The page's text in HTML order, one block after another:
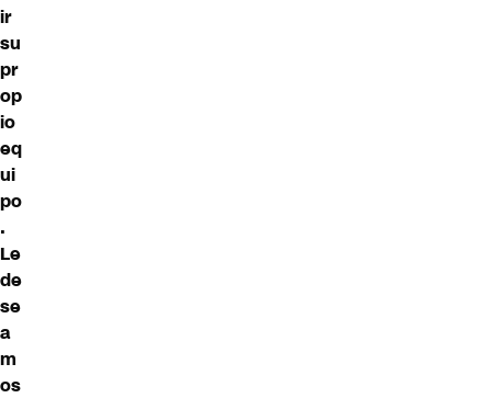
ir
su
pr
op
io
eq
ui
po
.
Le
de
se
a
m
os